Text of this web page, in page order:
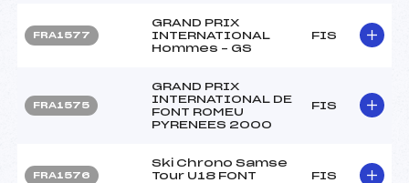
FRA1577
GRAND PRIX
INTERNATIONAL
Hommes – GS
FIS
FRA1575
GRAND PRIX
INTERNATIONAL DE
FONT ROMEU
PYRENEES 2000
FIS
FRA1576
Ski Chrono Samse
Tour U18 FONT
FIS